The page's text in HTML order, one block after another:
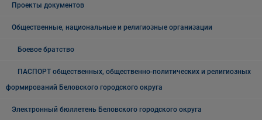
Проекты документов
Общественные, национальные и религиозные организации
Боевое братство
ПАСПОРТ общественных, общественно-политических и религиозных
формирований Беловского городского округа
Электронный бюллетень Беловского городского округа